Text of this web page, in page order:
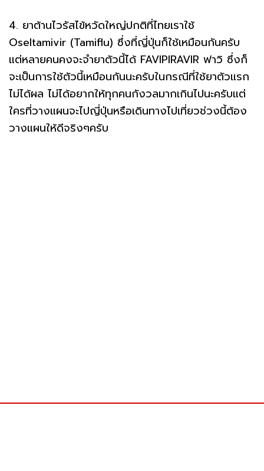
4. ยาต้านไวรัสไข้หวัดใหญ่ปกติที่ไทยเราใช้
Oseltamivir (Tamiflu) ซึ่งที่ญี่ปุ่นก็ใช้เหมือนกันครับ
แต่หลายคนคงจะจำยาตัวนี้ได้ FAVIPIRAVIR ฟาวิ ซึ่งก็
จะเป็นการใช้ตัวนี้เหมือนกันนะครับในกรณีที่ใช้ยาตัวแรก
ไม่ได้ผล ไม่ได้อยากให้ทุกคนกังวลมากเกินไปนะครับแต่
ใครที่วางแผนจะไปญี่ปุ่นหรือเดินทางไปเที่ยวช่วงนี้ต้อง
วางแผนให้ดีจริงๆครับ